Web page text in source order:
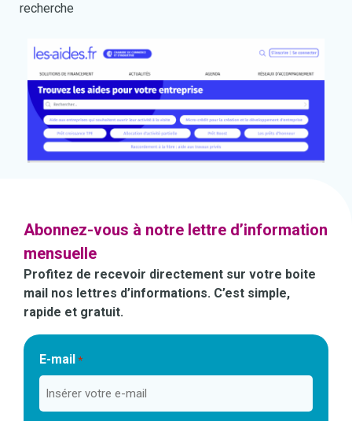
recherche
Abonnez-vous à notre lettre d’information
mensuelle
Profitez de recevoir directement sur votre boite
mail nos lettres d’informations. C’est simple,
rapide et gratuit.
E-mail *